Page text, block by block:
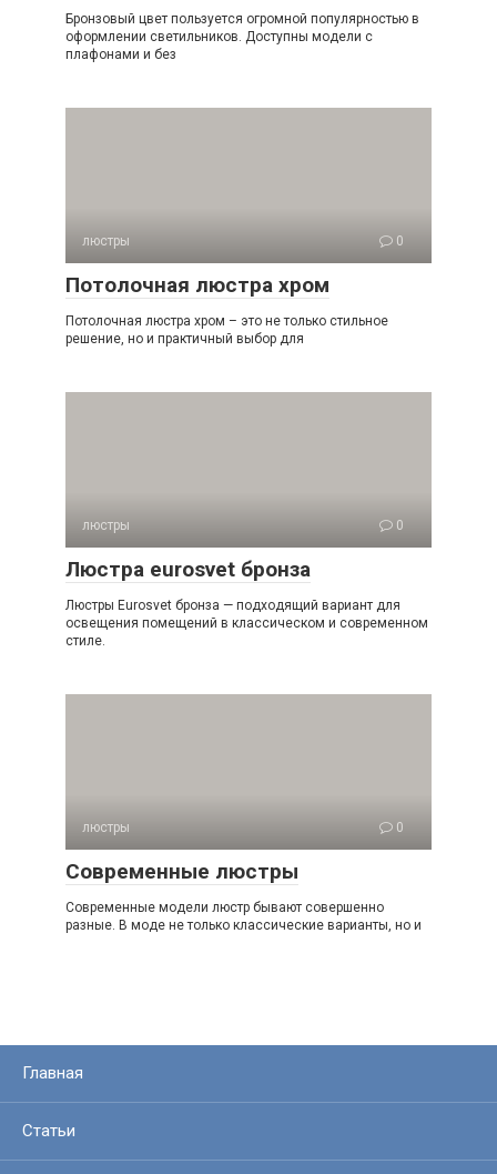
Бронзовый цвет пользуется огромной популярностью в
оформлении светильников. Доступны модели с
плафонами и без
люстры 0
Потолочная люстра хром
Потолочная люстра хром – это не только стильное
решение, но и практичный выбор для
люстры 0
Люстра eurosvet бронза
Люстры Eurosvet бронза — подходящий вариант для
освещения помещений в классическом и современном
стиле.
люстры 0
Современные люстры
Современные модели люстр бывают совершенно
разные. В моде не только классические варианты, но и
Главная
Статьи